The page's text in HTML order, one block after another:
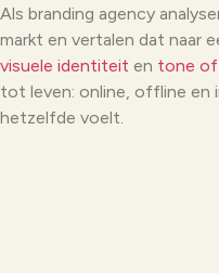
Als branding agency
markt en vertalen dat naar
visuele identiteit en tone
tot leven: online, offline en
hetzelfde voelt.